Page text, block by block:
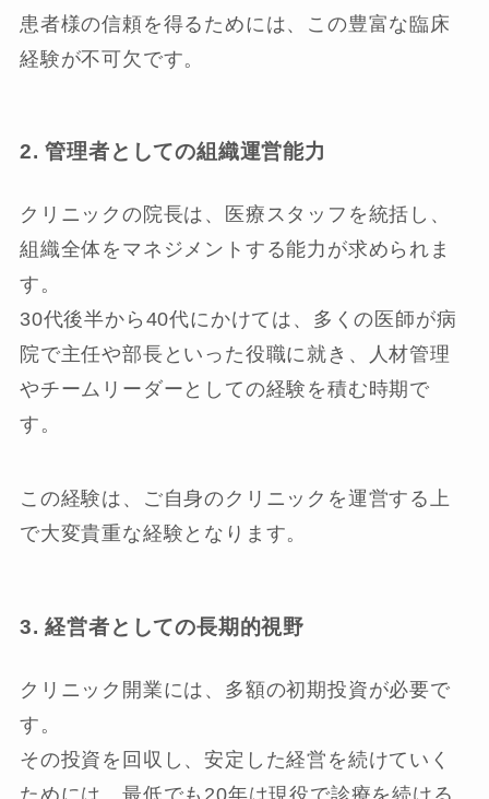
患者様の信頼を得るためには、この豊富な臨床
経験が不可欠です。
2. 管理者としての組織運営能力
クリニックの院長は、医療スタッフを統括し、
組織全体をマネジメントする能力が求められま
す。
30代後半から40代にかけては、多くの医師が病
院で主任や部長といった役職に就き、人材管理
やチームリーダーとしての経験を積む時期で
す。
この経験は、ご自身のクリニックを運営する上
で大変貴重な経験となります。
3. 経営者としての長期的視野
クリニック開業には、多額の初期投資が必要で
す。
その投資を回収し、安定した経営を続けていく
ためには、最低でも20年は現役で診療を続ける